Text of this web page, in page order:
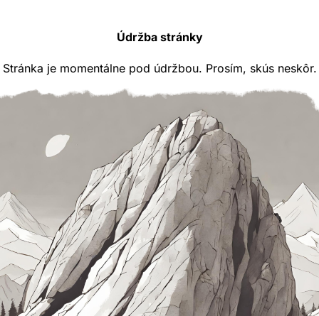
Údržba stránky
Stránka je momentálne pod údržbou. Prosím, skús neskôr.